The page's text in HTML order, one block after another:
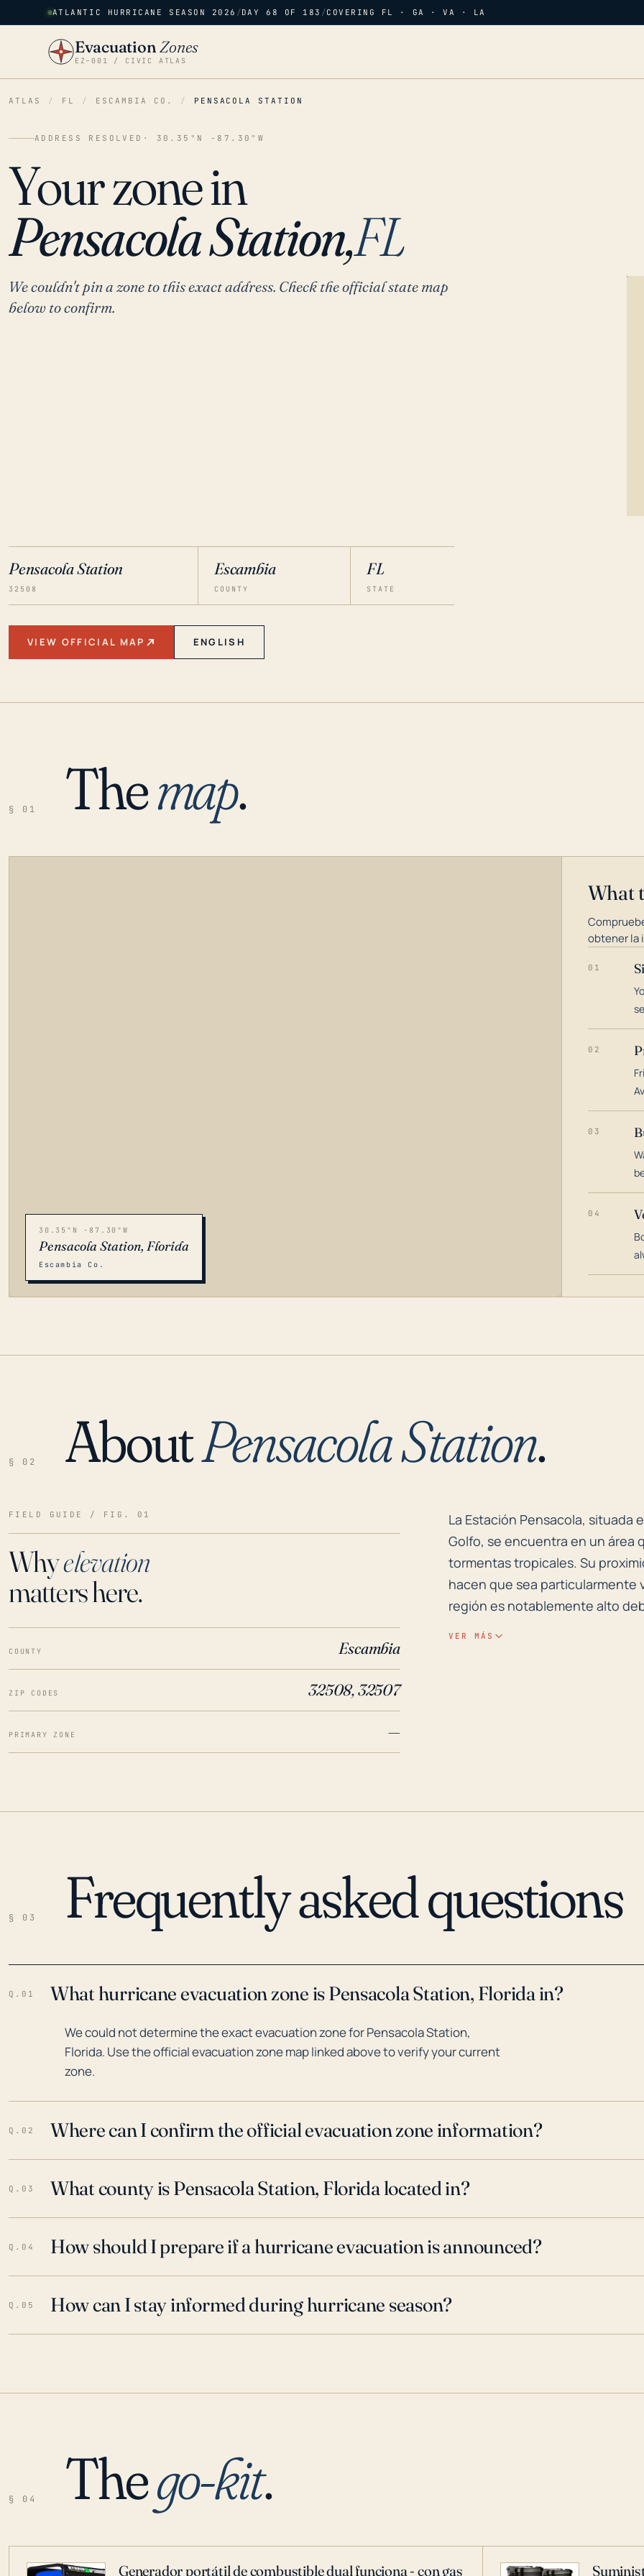
ATLANTIC HURRICANE SEASON 2026 /DAY 68 OF 183 /COVERING FL · GA · VA · LA
EvacuationZones
EZ–001 / CIVIC ATLAS
ATLAS / FL / ESCAMBIA CO. / PENSACOLA STATION
ADDRESS RESOLVED · 30.35°N -87.30°W
Your zone in
Pensacola Station,FL
We couldn't pin a zone to this exact address. Check the official state map
below to confirm.
Pensacola Station
32508
Escambia
COUNTY
FL
STATE
VIEW OFFICIAL MAP ENGLISH
§ 01 Themap.
LOADING…
30.35°N -87.30°W
Pensacola Station, Florida
Escambia Co.
What
obtener la
01
02
03
04
§ 02 AboutPensacola Station.
FIELD GUIDE / FIG. 01
Whyelevation
matters here.
COUNTY Escambia
ZIP CODES 32508, 32507
PRIMARY ZONE —
La Estación Pensacola,
La Estación Pensacola, situada
Golfo, se encuentra en un área
tormentas tropicales. Su
hacen que sea particularmente
región es notablemente alto
eventos de tormentas y la
Sally tocó tierra justo al oeste,
implacables lluvias. Estos
los huracanes representan para
VER MÁS
§ 03 Frequently asked questions
Q.01 What hurricane evacuation zone is Pensacola Station, Florida in?
We could not determine the exact evacuation zone for Pensacola Station,
Florida. Use the official evacuation zone map linked above to verify your current
zone.
Q.02 Where can I confirm the official evacuation zone information?
Q.03 What county is Pensacola Station, Florida located in?
Q.04 How should I prepare if a hurricane evacuation is announced?
Q.05 How can I stay informed during hurricane season?
§ 04 Thego-kit.
Generador portátil de combustible dual funciona - con gas